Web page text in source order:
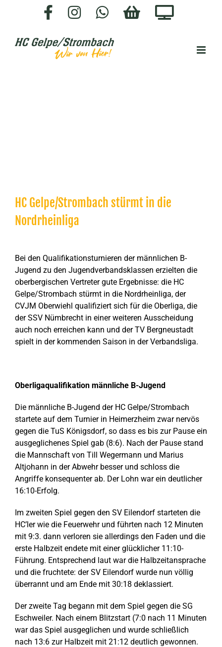
FacebookInstagram
WhatsApp
HC-
HC Gelpe/Strombach stürmt in die
Nordrheinliga
grösseres
Bild
Bei den Qualifikationsturnieren der männlichen B-
Jugend zu den Jugendverbandsklassen erzielten die
oberbergischen Vertreter gute Ergebnisse: die HC
Gelpe/Strombach stürmt in die Nordrheinliga, der
CVJM Oberwiehl qualifiziert sich für die Oberliga, die
der SSV Nümbrecht in einer weiteren Ausscheidung
auch noch erreichen kann und der TV Bergneustadt
spielt in der kommenden Saison in der Verbandsliga.
Oberligaqualifikation männliche B-Jugend
Die männliche B-Jugend der HC Gelpe/Strombach
startete auf dem Turnier in Heimerzheim zwar nervös
gegen die TuS Königsdorf, so dass es bis zur Pause ein
ausgeglichenes Spiel gab (8:6). Nach der Pause stand
die Mannschaft von Till Wegermann und Marius
Altjohann in der Abwehr besser und schloss die
Angriffe konsequenter ab. Der Lohn war ein deutlicher
16:10-Erfolg.
Im zweiten Spiel gegen den SV Eilendorf starteten die
HC’ler wie die Feuerwehr und führten nach 12 Minuten
mit 9:3. dann verloren sie allerdings den Faden und die
erste Halbzeit endete mit einer glücklicher 11:10-
Führung. Entsprechend laut war die Halbzeitansprache
und die fruchtete: der SV Eilendorf wurde nun völlig
überrannt und am Ende mit 30:18 deklassiert.
Der zweite Tag begann mit dem Spiel gegen die SG
Eschweiler. Nach einem Blitzstart (7:0 nach 11 Minuten
war das Spiel ausgeglichen und wurde schließlich
nach 13:6 zur Halbzeit mit 21:12 deutlich gewonnen.